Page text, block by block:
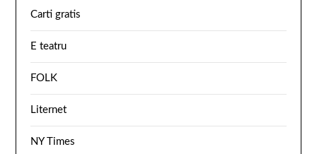
Carti gratis
E teatru
FOLK
Liternet
NY Times